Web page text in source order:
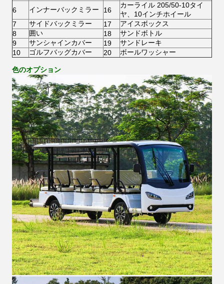
6 インナーバックミラー 16
カーライル 205/50-10タイ
ヤ、10インチホイール
7
サイドバックミラー 17
アイスボックス
8
囲い 18
サンドボトル
9
サンシャインカバー 19
サンドレーキ
10
ゴルフバッグカバー 20 ボールワッシャー
色のオプション